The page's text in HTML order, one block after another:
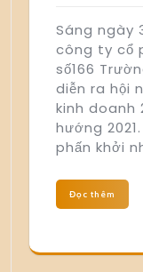
Sáng ngày
công ty cổ
số166
diễn ra hội
kinh doanh
hướng
phấn khởi
Đọc thêm